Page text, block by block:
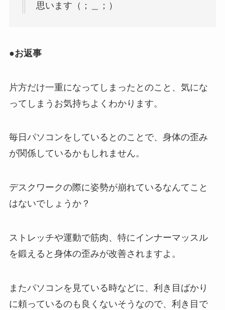
思います（；＿；）
●お返事
片方だけ一重になってしまったとのこと、気にな
ってしまうお気持ちよくわかります。
毎日パソコンをしているとのことで、身体の歪み
が関係しているかもしれません。
デスクワークの際に姿勢が崩れているなんてこと
はないでしょうか？
ストレッチや運動で筋肉、特にインナーマッスル
を鍛えると身体の歪みが改善されますよ。
またパソコンを見ている時などに、利き目ばかり
に頼っているのも良くないそうなので、利き目で